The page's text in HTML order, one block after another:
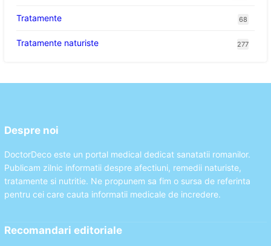
Tratamente 68
Tratamente naturiste 277
Despre noi
DoctorDeco este un portal medical dedicat sanatatii romanilor.
Publicam zilnic informatii despre afectiuni, remedii naturiste,
tratamente si nutritie. Ne propunem sa fim o sursa de referinta
pentru cei care cauta informatii medicale de incredere.
Recomandari editoriale